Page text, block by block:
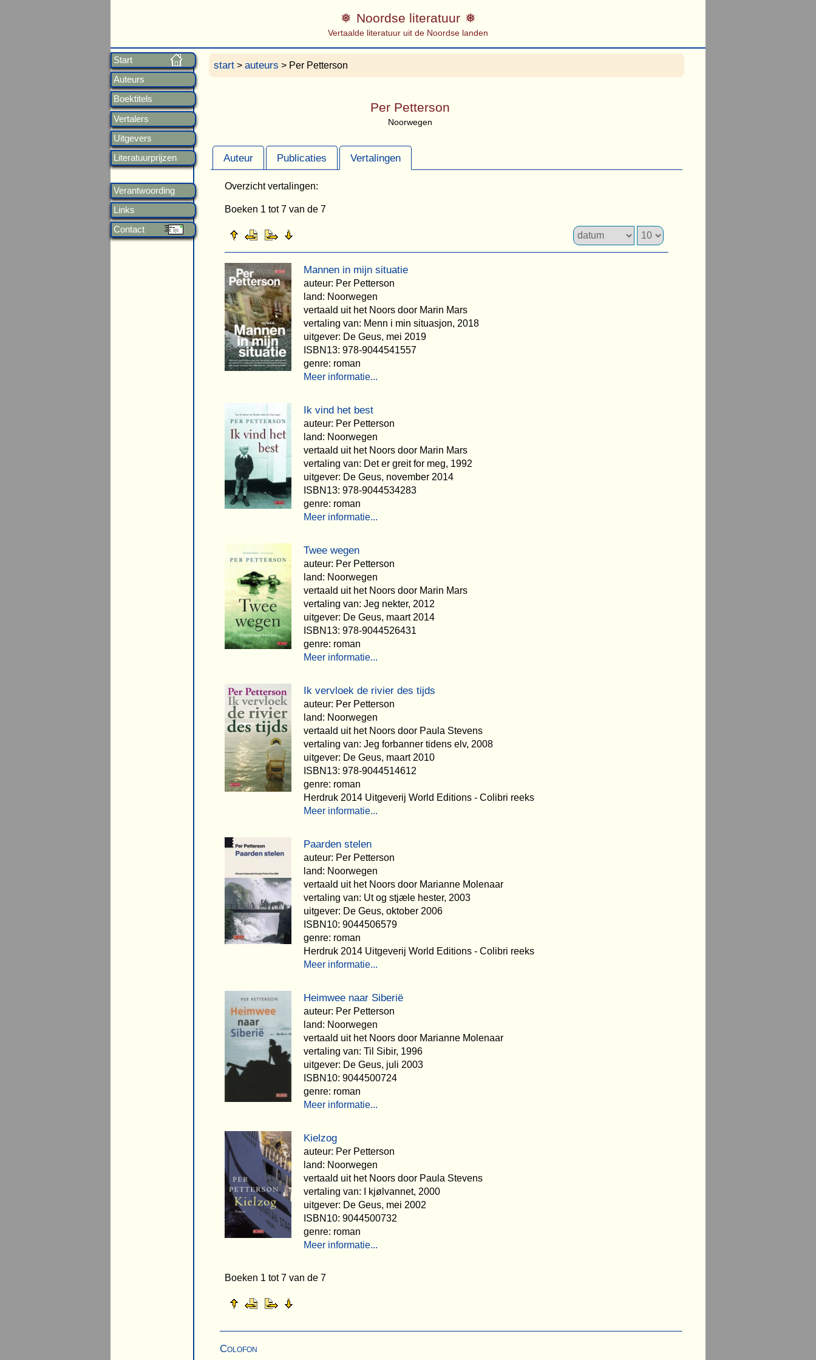
Start
Auteurs
Boektitels
Vertalers
Uitgevers
Literatuurprijzen
Verantwoording
Links
Contact
Noordse literatuur
Vertaalde literatuur uit de Noordse landen
start > auteurs > Per Petterson
Per Petterson
Noorwegen
Auteur Publicaties Vertalingen
Overzicht vertalingen:
Boeken 1 tot 7 van de 7
Mannen in mijn situatie
auteur: Per Petterson
land: Noorwegen
vertaald uit het Noors door Marin Mars
vertaling van: Menn i min situasjon, 2018
uitgever: De Geus, mei 2019
ISBN13: 978-9044541557
genre: roman
Meer informatie...
Ik vind het best
auteur: Per Petterson
land: Noorwegen
vertaald uit het Noors door Marin Mars
vertaling van: Det er greit for meg, 1992
uitgever: De Geus, november 2014
ISBN13: 978-9044534283
genre: roman
Meer informatie...
Twee wegen
auteur: Per Petterson
land: Noorwegen
vertaald uit het Noors door Marin Mars
vertaling van: Jeg nekter, 2012
uitgever: De Geus, maart 2014
ISBN13: 978-9044526431
genre: roman
Meer informatie...
Ik vervloek de rivier des tijds
auteur: Per Petterson
land: Noorwegen
vertaald uit het Noors door Paula Stevens
vertaling van: Jeg forbanner tidens elv, 2008
uitgever: De Geus, maart 2010
ISBN13: 978-9044514612
genre: roman
Herdruk 2014 Uitgeverij World Editions - Colibri reeks
Meer informatie...
Paarden stelen
auteur: Per Petterson
land: Noorwegen
vertaald uit het Noors door Marianne Molenaar
vertaling van: Ut og stjæle hester, 2003
uitgever: De Geus, oktober 2006
ISBN10: 9044506579
genre: roman
Herdruk 2014 Uitgeverij World Editions - Colibri reeks
Meer informatie...
Heimwee naar Siberië
auteur: Per Petterson
land: Noorwegen
vertaald uit het Noors door Marianne Molenaar
vertaling van: Til Sibir, 1996
uitgever: De Geus, juli 2003
ISBN10: 9044500724
genre: roman
Meer informatie...
Kielzog
auteur: Per Petterson
land: Noorwegen
vertaald uit het Noors door Paula Stevens
vertaling van: I kjølvannet, 2000
uitgever: De Geus, mei 2002
ISBN10: 9044500732
genre: roman
Meer informatie...
Boeken 1 tot 7 van de 7
Colofon